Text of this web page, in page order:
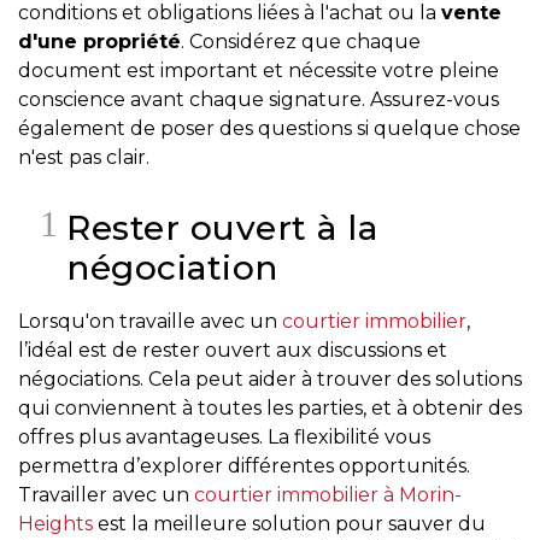
conditions et obligations liées à l'achat ou la vente
d'une propriété. Considérez que chaque
document est important et nécessite votre pleine
conscience avant chaque signature. Assurez-vous
également de poser des questions si quelque chose
n'est pas clair.
Rester ouvert à la
négociation
Lorsqu'on travaille avec un courtier immobilier,
l’idéal est de rester ouvert aux discussions et
négociations. Cela peut aider à trouver des solutions
qui conviennent à toutes les parties, et à obtenir des
offres plus avantageuses. La flexibilité vous
permettra d’explorer différentes opportunités.
Travailler avec un courtier immobilier à Morin-
Heights est la meilleure solution pour sauver du